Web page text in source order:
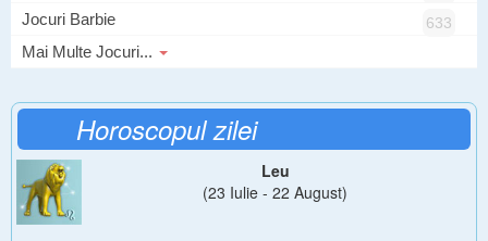
Jocuri Barbie 633
Mai Multe Jocuri...
Horoscopul zilei
Leu
(23 Iulie - 22 August)